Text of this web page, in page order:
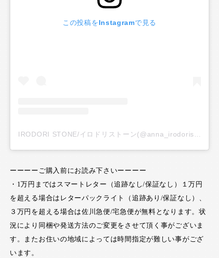
この投稿をInstagramで見る
ーーーーご購入前にお読み下さいーーーー
・1万円まではスマートレター（追跡なし/保証なし）１万円
を超える場合はレターパックライト（追跡あり/保証なし）、
３万円を超える場合は佐川急便/宅急便が無料となります。状
況により同梱や発送方法のご変更をさせて頂く事がございま
す。またお住いの地域によっては時間指定が難しい事がござ
います。